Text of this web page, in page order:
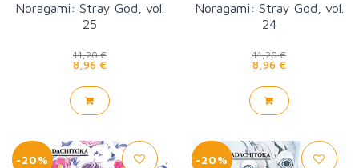
Noragami: Stray God, vol.
25
11,20 €
8,96 €
Noragami: Stray God, vol.
24
11,20 €
8,96 €
-20% -20%